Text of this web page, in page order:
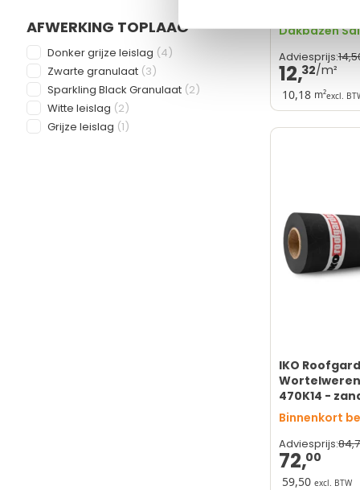
AFWERKING TOPLAAG
FILTER
Donker grijze leislag (4products available
)
Zwarte granulaat (3products available
)
Sparkling Black Granulaat (2products available
)
Witte leislag (2products available
)
Grijze leislag (1products available
)
- 470K14
Dakbazen
Adviesprijs:14,
12,32
10,18 m²excl.
IKO
470K14 -
meter
Binnenkort
Adviesprijs:84,
72,00
59,50 excl. BTW